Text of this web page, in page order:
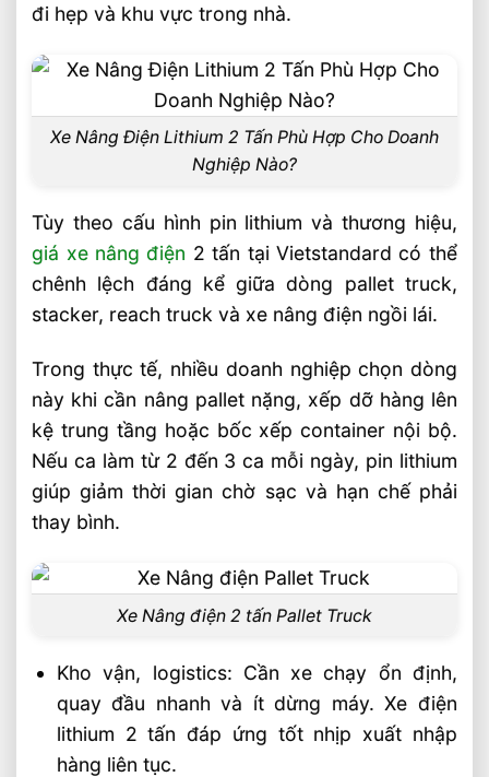
Vì sao xe nâng điện lithium đang được
nhiều doanh nghiệp ưu tiên?
EP, iMOW, Heli khác nhau ở điểm nào?
Câu hỏi thường gặp về xe nâng điện
lithium 2 tấn FAQ
cho kho lạnh không?
Pin lithium của xe nâng 2 tấn có cần thay
bình mỗi ca không?
điện lithium 2 tấn không?
Video xe nâng điện 2 tấn Lithium
EP/iMOW
Liên hệ mua sản phẩm
Chọn Tối Ưu Cho Logistics
Xe Nâng Dầu 3.5 Tấn Động Cơ Isuzu Có
Ưu Điểm Gì
Xe Nâng Điện Stacker Đứng Lái 1.5 Tấn
Nâng Cao 3–5m Có Đáng Đầu Tư?
Xe Nâng Điện Reach Truck 1.5 Tấn Nâng
Cao 8–12m Cho Kho Kệ Cao
đi hẹp và khu vực trong nhà.
Xe Nâng Điện Lithium 2 Tấn Phù Hợp Cho Doanh
Nghiệp Nào?
Tùy theo cấu hình pin lithium và thương hiệu,
giá xe nâng điện 2 tấn tại Vietstandard có thể
chênh lệch đáng kể giữa dòng pallet truck,
stacker, reach truck và xe nâng điện ngồi lái.
Trong thực tế, nhiều doanh nghiệp chọn dòng
này khi cần nâng pallet nặng, xếp dỡ hàng lên
kệ trung tầng hoặc bốc xếp container nội bộ.
Nếu ca làm từ 2 đến 3 ca mỗi ngày, pin lithium
giúp giảm thời gian chờ sạc và hạn chế phải
thay bình.
Xe Nâng điện 2 tấn Pallet Truck
Kho vận, logistics: Cần xe chạy ổn định,
quay đầu nhanh và ít dừng máy. Xe điện
lithium 2 tấn đáp ứng tốt nhịp xuất nhập
hàng liên tục.